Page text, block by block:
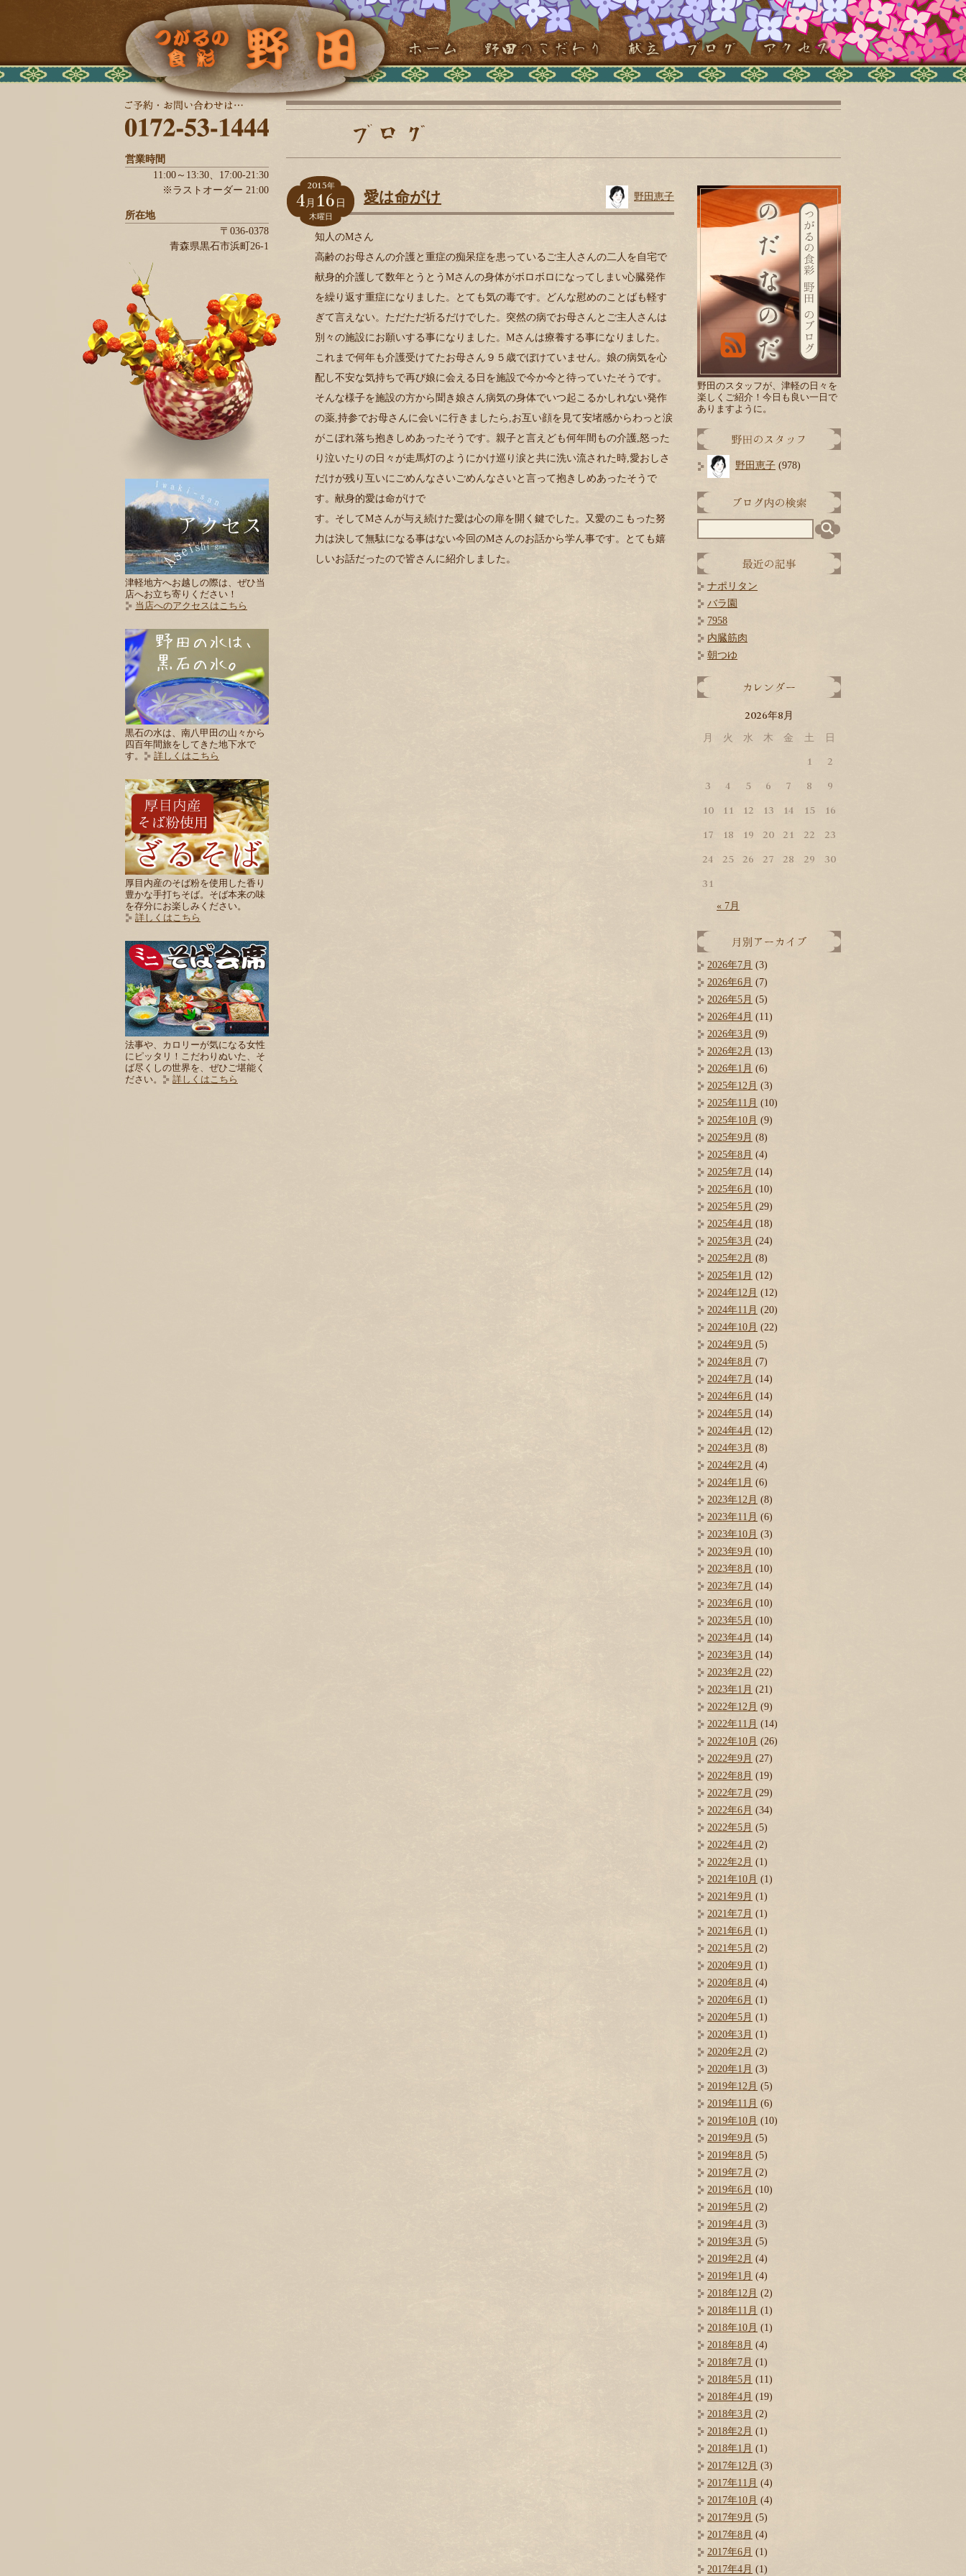
営業時間
11:00～13:30、 17:00-21:30
※ラストオーダー 21:00
所在地
〒036-0378
青森県黒石市浜町26-1
津軽地方へお越しの際は、ぜひ当
店へお立ち寄りください！
当店へのアクセスはこちら
黒石の水は、南八甲田の山々から
四百年間旅をしてきた地下水で
す。
詳しくはこちら
厚目内産のそば粉を使用した香り
豊かな手打ちそば。そば本来の味
を存分にお楽しみください。
詳しくはこちら
法事や、カロリーが気になる女性
にピッタリ！こだわりぬいた、そ
ば尽くしの世界を、ぜひご堪能く
ださい。
詳しくはこちら
2015年
4 月 16 日
木曜日
野田恵子
愛は命がけ
知人のMさん
高齢のお母さんの介護と重症の痴呆症を患っているご主人さんの二人を自宅で
献身的介護して数年とうとうMさんの身体がボロボロになってしまい心臓発作
を繰り返す重症になりました。とても気の毒です。どんな慰めのことばも軽す
ぎて言えない。ただただ祈るだけでした。突然の病でお母さんとご主人さんは
別々の施設にお願いする事になりました。Mさんは療養する事になりました。
これまで何年も介護受けてたお母さん９５歳でぼけていません。娘の病気を心
配し不安な気持ちで再び娘に会える日を施設で今か今と待っていたそうです。
そんな様子を施設の方から聞き娘さん病気の身体でいつ起こるかしれない発作
の薬,持参でお母さんに会いに行きましたら,お互い顔を見て安堵感からわっと涙
がこぼれ落ち抱きしめあったそうです。親子と言えども何年間もの介護,怒った
り泣いたりの日々が走馬灯のようにかけ巡り涙と共に洗い流された時,愛おしさ
だけが残り互いにごめんなさいごめんなさいと言って抱きしめあったそうで
す。献身的愛は命がけで
す。そしてMさんが与え続けた愛は心の扉を開く鍵でした。又愛のこもった努
力は決して無駄になる事はない今回のMさんのお話から学ん事です。とても嬉
しいお話だったので皆さんに紹介しました。
野田のスタッフが、津軽の日々を
楽しくご紹介！ 今日 も良い一日で
ありますように。
野田恵子 (978)
ナポリタン
バラ園
7958
内臓筋肉
朝つゆ
2026年8 月
月 火 水 木 金 土 日
« 7月
1
2
3
4 5 6 7 8
9
10
11 12 13 14 15
16
17
18 19 20 21 22
23
24
25 26 27 28 29
30
31
2026年7月 (3)
2026年6月 (7)
2026年5月 (5)
2026年4月 (11)
2026年3月 (9)
2026年2月 (13)
2026年1月 (6)
2025年12月 (3)
2025年11月 (10)
2025年10月 (9)
2025年9月 (8)
2025年8月 (4)
2025年7月 (14)
2025年6月 (10)
2025年5月 (29)
2025年4月 (18)
2025年3月 (24)
2025年2月 (8)
2025年1月 (12)
2024年12月 (12)
2024年11月 (20)
2024年10月 (22)
2024年9月 (5)
2024年8月 (7)
2024年7月 (14)
2024年6月 (14)
2024年5月 (14)
2024年4月 (12)
2024年3月 (8)
2024年2月 (4)
2024年1月 (6)
2023年12月 (8)
2023年11月 (6)
2023年10月 (3)
2023年9月 (10)
2023年8月 (10)
2023年7月 (14)
2023年6月 (10)
2023年5月 (10)
2023年4月 (14)
2023年3月 (14)
2023年2月 (22)
2023年1月 (21)
2022年12月 (9)
2022年11月 (14)
2022年10月 (26)
2022年9月 (27)
2022年8月 (19)
2022年7月 (29)
2022年6月 (34)
2022年5月 (5)
2022年4月 (2)
2022年2月 (1)
2021年10月 (1)
2021年9月 (1)
2021年7月 (1)
2021年6月 (1)
2021年5月 (2)
2020年9月 (1)
2020年8月 (4)
2020年6月 (1)
2020年5月 (1)
2020年3月 (1)
2020年2月 (2)
2020年1月 (3)
2019年12月 (5)
2019年11月 (6)
2019年10月 (10)
2019年9月 (5)
2019年8月 (5)
2019年7月 (2)
2019年6月 (10)
2019年5月 (2)
2019年4月 (3)
2019年3月 (5)
2019年2月 (4)
2019年1月 (4)
2018年12月 (2)
2018年11月 (1)
2018年10月 (1)
2018年8月 (4)
2018年7月 (1)
2018年5月 (11)
2018年4月 (19)
2018年3月 (2)
2018年2月 (1)
2018年1月 (1)
2017年12月 (3)
2017年11月 (4)
2017年10月 (4)
2017年9月 (5)
2017年8月 (4)
2017年6月 (1)
2017年4月 (1)